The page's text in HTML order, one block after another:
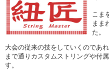
こま
まま
た。
大会の従来の技をしていくのであ
まで通りカスタムストリングや付
す。